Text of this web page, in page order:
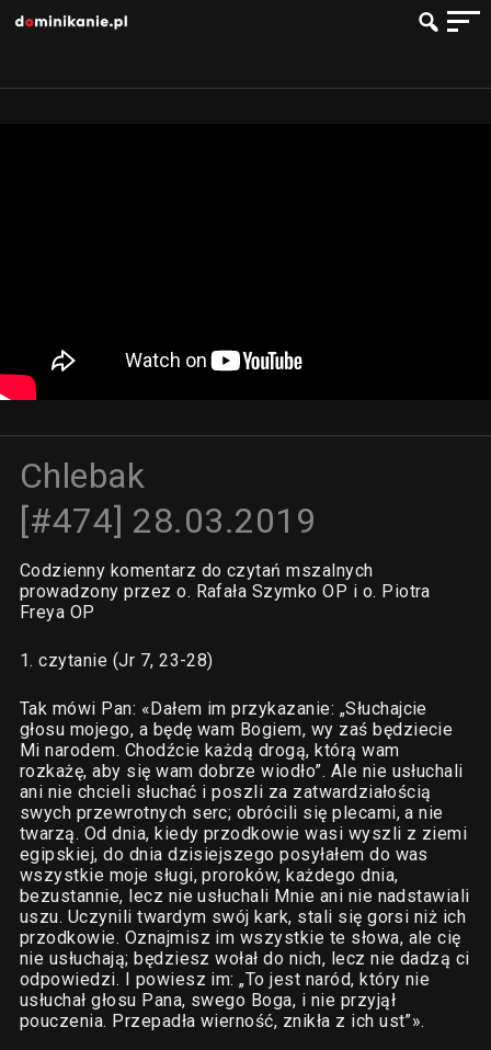
Chlebak
[#474] 28.03.2019
Codzienny komentarz do czytań mszalnych
prowadzony przez o. Rafała Szymko OP i o. Piotra
Freya OP
1. czytanie (Jr 7, 23-28)
Tak mówi Pan: «Dałem im przykazanie: „Słuchajcie
głosu mojego, a będę wam Bogiem, wy zaś będziecie
Mi narodem. Chodźcie każdą drogą, którą wam
rozkażę, aby się wam dobrze wiodło”. Ale nie usłuchali
ani nie chcieli słuchać i poszli za zatwardziałością
swych przewrotnych serc; obrócili się plecami, a nie
twarzą. Od dnia, kiedy przodkowie wasi wyszli z ziemi
egipskiej, do dnia dzisiejszego posyłałem do was
wszystkie moje sługi, proroków, każdego dnia,
bezustannie, lecz nie usłuchali Mnie ani nie nadstawiali
uszu. Uczynili twardym swój kark, stali się gorsi niż ich
przodkowie. Oznajmisz im wszystkie te słowa, ale cię
nie usłuchają; będziesz wołał do nich, lecz nie dadzą ci
odpowiedzi. I powiesz im: „To jest naród, który nie
usłuchał głosu Pana, swego Boga, i nie przyjął
pouczenia. Przepadła wierność, znikła z ich ust”».